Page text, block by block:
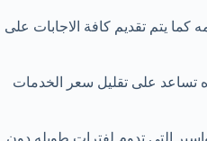
كما يتم تقديم كافة الاجابات على
على تقليل سعر الخدمات
التى تدوم لفترات طويله دون